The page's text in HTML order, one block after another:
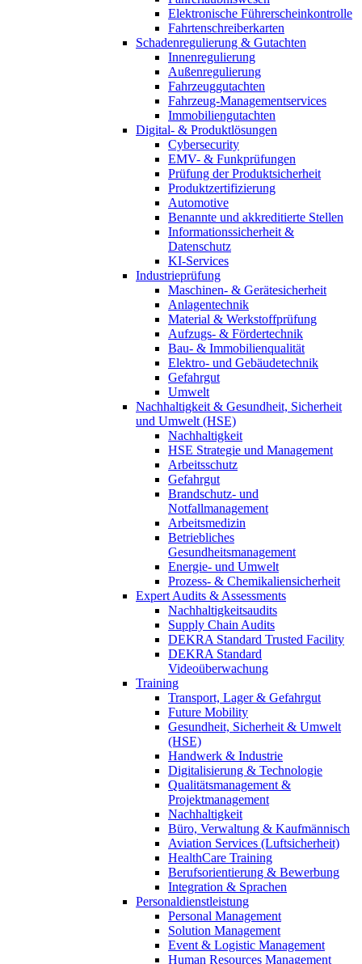
Elektronische Führerscheinkontrolle
Fahrtenschreiberkarten
Schadenregulierung & Gutachten
Innenregulierung
Außenregulierung
Fahrzeuggutachten
Fahrzeug-Managementservices
Immobiliengutachten
Digital- & Produktlösungen
Cybersecurity
EMV- & Funkprüfungen
Prüfung der Produktsicherheit
Produktzertifizierung
Automotive
Benannte und akkreditierte Stellen
Informationssicherheit &
Datenschutz
KI-Services
Industrieprüfung
Maschinen- & Gerätesicherheit
Anlagentechnik
Material & Werkstoffprüfung
Aufzugs- & Fördertechnik
Bau- & Immobilienqualität
Elektro- und Gebäudetechnik
Gefahrgut
Umwelt
Nachhaltigkeit & Gesundheit, Sicherheit
und Umwelt (HSE)
Nachhaltigkeit
HSE Strategie und Management
Arbeitsschutz
Gefahrgut
Brandschutz- und
Notfallmanagement
Arbeitsmedizin
Betriebliches
Gesundheitsmanagement
Energie- und Umwelt
Prozess- & Chemikaliensicherheit
Expert Audits & Assessments
Nachhaltigkeitsaudits
Supply Chain Audits
DEKRA Standard Trusted Facility
DEKRA Standard
Videoüberwachung
Training
Transport, Lager & Gefahrgut
Future Mobility
Gesundheit, Sicherheit & Umwelt
(HSE)
Handwerk & Industrie
Digitalisierung & Technologie
Qualitätsmanagement &
Projektmanagement
Nachhaltigkeit
Büro, Verwaltung & Kaufmännisch
Aviation Services (Luftsicherheit)
HealthCare Training
Berufsorientierung & Bewerbung
Integration & Sprachen
Personaldienstleistung
Personal Management
Solution Management
Event & Logistic Management
Human Resources Management